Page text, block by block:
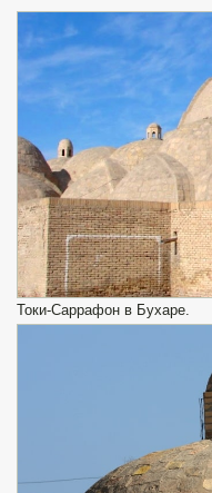
Токи-Саррафон в Бухаре.